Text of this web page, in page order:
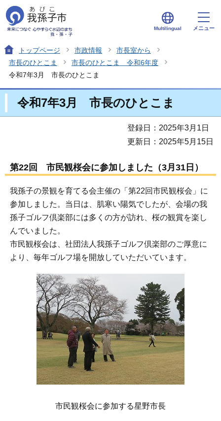
Multilingual メニュー
トップページ 市政情報
市長室から
市長のひとこま
市長のひとこま 令和6年度
令和7年3月 市長のひとこま
令和7年3月 市長のひとこま
登録日：2025年3月1日
更新日：2025年5月15日
第22回 市民観桜会に参加しました（3月31日）
我孫子の景観を育てる会主催の「第22回市民観桜会」に
参加しました。当日は、肌寒い陽気でしたが、会場の我
孫子ゴルフ倶楽部には多くの方が訪れ、桜の観賞を楽し
んでいました。
市民観桜会は、社団法人我孫子ゴルフ倶楽部のご厚意に
より、毎年ゴルフ場を開放していただいています。
市民観桜会に参加する星野市長